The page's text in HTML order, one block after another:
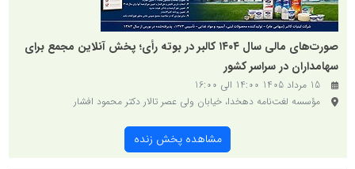
صورت‌های مالی سال ۱۴۰۴ کالبر در بوته رأی؛ پخش آنلاین مجمع برای
سهامداران در سراسر کشور
مؤسسه لغت‌نامه دهخدا، خیابان ولی عصر تالار دکتر محمود افشار
مشاهده پخش زنده